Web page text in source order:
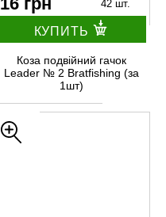
42 шт.
КУПИТЬ
Коза подвійний гачок
Leader № 2 Bratfishing (за
1шт)